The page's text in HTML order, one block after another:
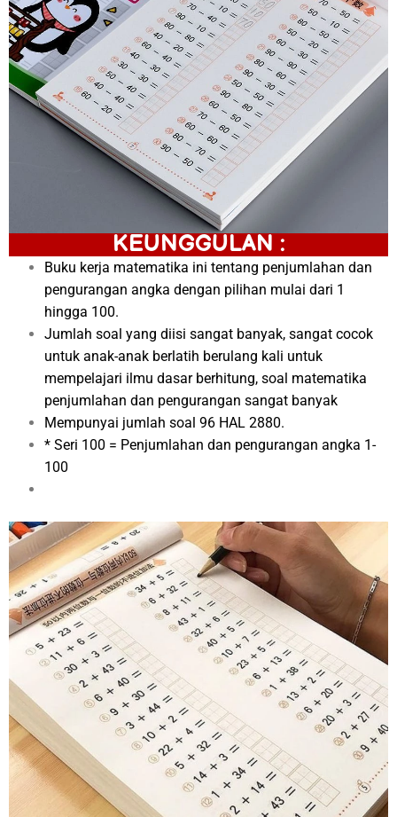
KEUNGGULAN :
Buku kerja matematika ini tentang penjumlahan dan
pengurangan angka dengan pilihan mulai dari 1
hingga 100.
Jumlah soal yang diisi sangat banyak, sangat cocok
untuk anak-anak berlatih berulang kali untuk
mempelajari ilmu dasar berhitung, soal matematika
penjumlahan dan pengurangan sangat banyak
Mempunyai jumlah soal 96 HAL 2880.
* Seri 100 = Penjumlahan dan pengurangan angka 1-
100